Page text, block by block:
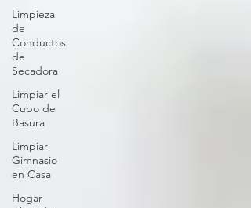
Limpieza
de
Conductos
de
Secadora
Limpiar el
Cubo de
Basura
Limpiar
Gimnasio
en Casa
Hogar